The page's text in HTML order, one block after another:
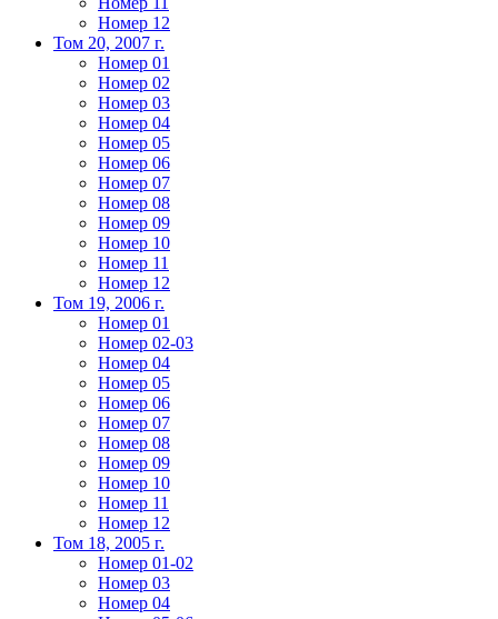
Номер 12
Том 20, 2007 г.
Номер 01
Номер 02
Номер 03
Номер 04
Номер 05
Номер 06
Номер 07
Номер 08
Номер 09
Номер 10
Номер 11
Номер 12
Том 19, 2006 г.
Номер 01
Номер 02-03
Номер 04
Номер 05
Номер 06
Номер 07
Номер 08
Номер 09
Номер 10
Номер 11
Номер 12
Том 18, 2005 г.
Номер 01-02
Номер 03
Номер 04